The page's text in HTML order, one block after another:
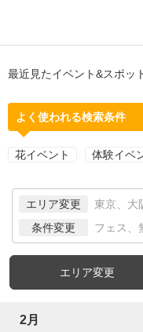
最近見たイベント&スポッ
よく使われる検索条件
花イベント 体験イベ
エリア変更 東京、大
条件変更 フェス、
エリア変更
2月